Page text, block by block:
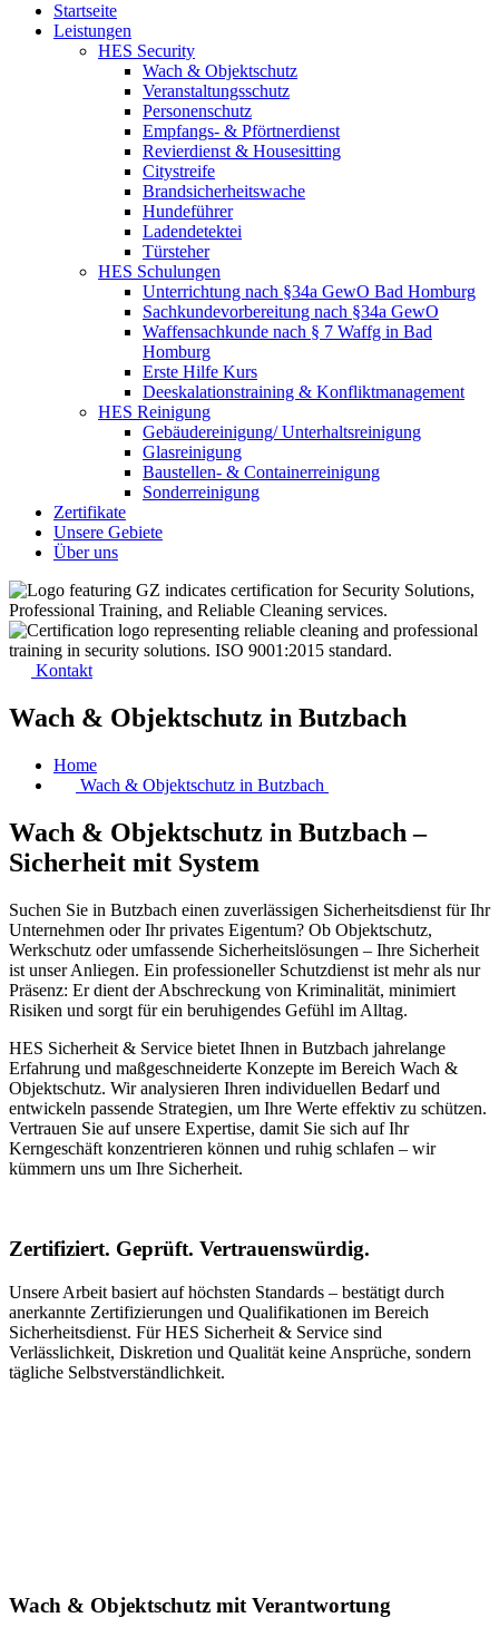
Startseite
Leistungen
HES Security
Wach & Objektschutz
Veranstaltungsschutz
Personenschutz
Empfangs- & Pförtnerdienst
Revierdienst & Housesitting
Citystreife
Brandsicherheitswache
Hundeführer
Ladendetektei
Türsteher
HES Schulungen
Unterrichtung nach §34a GewO Bad Homburg
Sachkundevorbereitung nach §34a GewO
Waffensachkunde nach § 7 Waffg in Bad
Homburg
Erste Hilfe Kurs
Deeskalationstraining & Konfliktmanagement
HES Reinigung
Gebäudereinigung/ Unterhaltsreinigung
Glasreinigung
Baustellen- & Containerreinigung
Sonderreinigung
Zertifikate
Unsere Gebiete
Über uns
Kontakt
Wach & Objektschutz in Butzbach
Home
Wach & Objektschutz in Butzbach
Wach & Objektschutz in Butzbach –
Sicherheit mit System
Suchen Sie in Butzbach einen zuverlässigen Sicherheitsdienst für Ihr
Unternehmen oder Ihr privates Eigentum? Ob Objektschutz,
Werkschutz oder umfassende Sicherheitslösungen – Ihre Sicherheit
ist unser Anliegen. Ein professioneller Schutzdienst ist mehr als nur
Präsenz: Er dient der Abschreckung von Kriminalität, minimiert
Risiken und sorgt für ein beruhigendes Gefühl im Alltag.
HES Sicherheit & Service bietet Ihnen in Butzbach jahrelange
Erfahrung und maßgeschneiderte Konzepte im Bereich Wach &
Objektschutz. Wir analysieren Ihren individuellen Bedarf und
entwickeln passende Strategien, um Ihre Werte effektiv zu schützen.
Vertrauen Sie auf unsere Expertise, damit Sie sich auf Ihr
Kerngeschäft konzentrieren können und ruhig schlafen – wir
kümmern uns um Ihre Sicherheit.
Zertifiziert. Geprüft. Vertrauenswürdig.
Unsere Arbeit basiert auf höchsten Standards – bestätigt durch
anerkannte Zertifizierungen und Qualifikationen im Bereich
Sicherheitsdienst. Für HES Sicherheit & Service sind
Verlässlichkeit, Diskretion und Qualität keine Ansprüche, sondern
tägliche Selbstverständlichkeit.
Wach & Objektschutz mit Verantwortung